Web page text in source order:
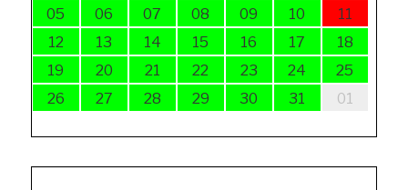
05
06 07 08 09 10
11
12
13 14 15 16 17
18
19
20 21 22 23 24
25
26
27 28 29 30 31 01